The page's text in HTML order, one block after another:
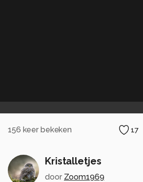
156 keer bekeken 17
Kristalletjes
door Zoom1969